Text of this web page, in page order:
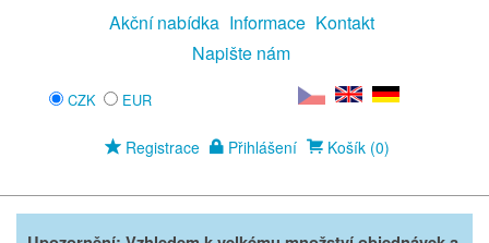
Akční nabídka Informace Kontakt
Napište nám
CZK EUR
Registrace Přihlášení Košík (0)